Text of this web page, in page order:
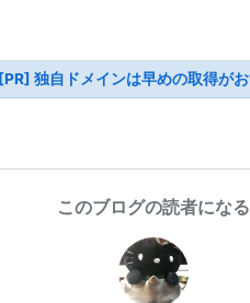
[PR] 独自ドメインは早めの取得がお
このブログの読者になる